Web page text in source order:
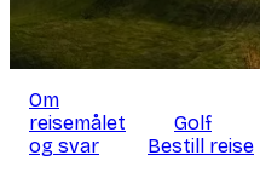
Om
reisemålet
Golf
og svar
Bestill reise